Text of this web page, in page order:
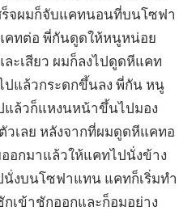
ร็จผมก็จับแคทนอนที่บนโซฟา
คทต่อ พี่กันดูดให้หนูหน่อย
ะเสียว ผมก็ลงไปดูดหีแคท
ปแล้วกระดกขึ้นลง พี่กัน หนู
แล้วก็แหงนหน้าขึ้นไปมอง
วเลย หลังจากที่ผมดูดหีแคทอ
อกมาแล้วให้แคทไปนั่งข้าง
งบนโซฟาแทน แคทก็เริ่มทำ
เข้าชักออกและก็อมอย่าง